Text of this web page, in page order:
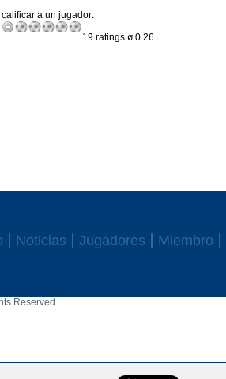
calificar a un jugador:
19 ratings ø 0.26
Noticias Jugadores Miembro
Reserved.